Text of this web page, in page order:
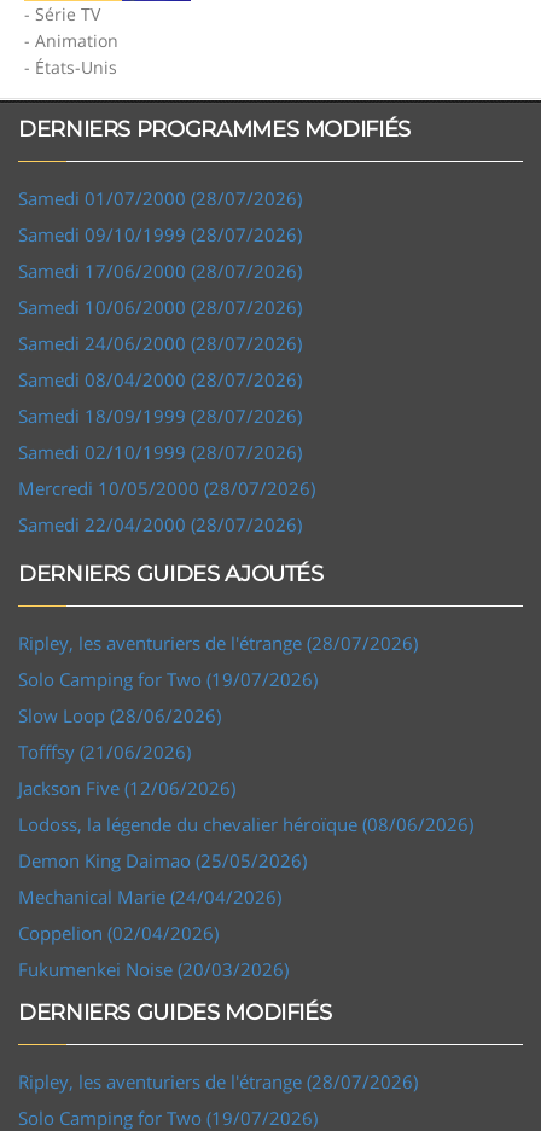
- Série TV
- Animation
- États-Unis
DERNIERS PROGRAMMES MODIFIÉS
Samedi 01/07/2000 (28/07/2026)
Samedi 09/10/1999 (28/07/2026)
Samedi 17/06/2000 (28/07/2026)
Samedi 10/06/2000 (28/07/2026)
Samedi 24/06/2000 (28/07/2026)
Samedi 08/04/2000 (28/07/2026)
Samedi 18/09/1999 (28/07/2026)
Samedi 02/10/1999 (28/07/2026)
Mercredi 10/05/2000 (28/07/2026)
Samedi 22/04/2000 (28/07/2026)
DERNIERS GUIDES AJOUTÉS
Ripley, les aventuriers de l'étrange (28/07/2026)
Solo Camping for Two (19/07/2026)
Slow Loop (28/06/2026)
Tofffsy (21/06/2026)
Jackson Five (12/06/2026)
Lodoss, la légende du chevalier héroïque (08/06/2026)
Demon King Daimao (25/05/2026)
Mechanical Marie (24/04/2026)
Coppelion (02/04/2026)
Fukumenkei Noise (20/03/2026)
DERNIERS GUIDES MODIFIÉS
Ripley, les aventuriers de l'étrange (28/07/2026)
Solo Camping for Two (19/07/2026)